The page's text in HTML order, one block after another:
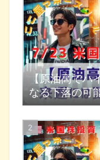
【原油高でハ
なる下落の可